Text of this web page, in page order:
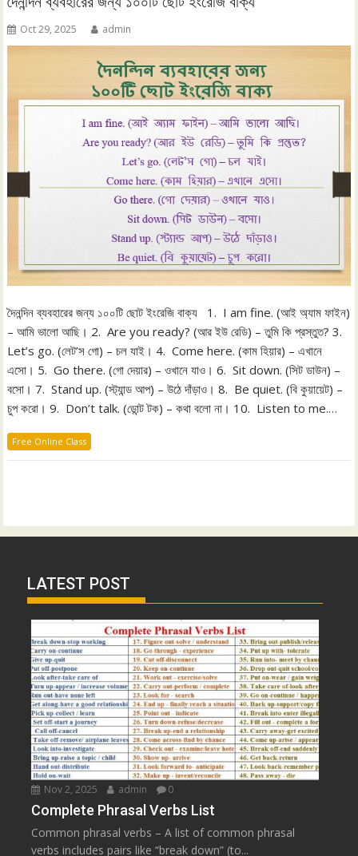
Oct 29, 2025 admin
দৈনন্দিন ব্যবহারের জন্য ১০০টি ছোট ইংরেজি বাক্য 1. I am fine. (আই অ্যাম ফাইন)
– আমি ভালো আছি। 2. Are you ready? (আর ইউ রেডি) – তুমি কি প্রস্তুত? 3.
Let’s go. (লেট’স গো) – চল যাই। 4. Come here. (কাম হিয়ার) – এখানে
এসো। 5. Go there. (গো দেয়ার) – ওখানে যাও। 6. Sit down. (সিট ডাউন) –
বসো। 7. Stand up. (স্ট্যান্ড আপ) – উঠে দাঁড়াও। 8. Be quiet. (বি কুয়ায়েট) –
চুপ করো। 9. Don’t talk. (ডোন্ট টক) – কথা বলো না। 10. Listen to me.…
Free Online Class
LATEST POST
Nov 2, 2025 admin 0
Complete Phrasal Verbs List
Common phrasal verbs – A list of common phrasal
verbs includes pairs like “break down” (to...